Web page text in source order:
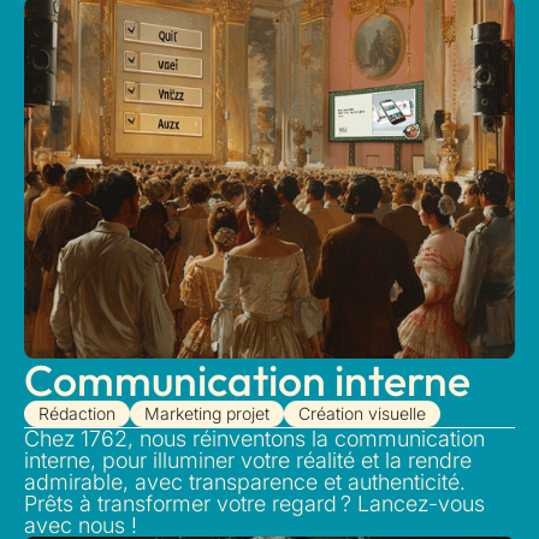
Communication interne
Rédaction Marketing projet Création visuelle
Chez 1762, nous réinventons la communication
interne, pour illuminer votre réalité et la rendre
admirable, avec transparence et authenticité.
Prêts à transformer votre regard ? Lancez-vous
avec nous !